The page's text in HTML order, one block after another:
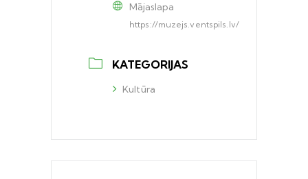
Mājaslapa
https://muzejs.ventspils.lv/
KATEGORIJAS
Kultūra